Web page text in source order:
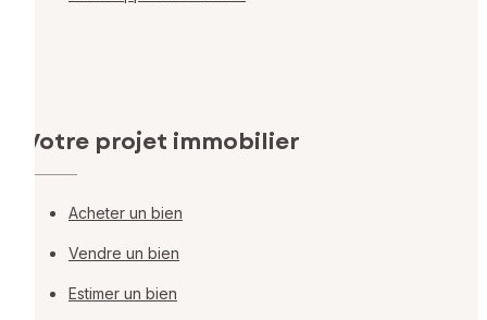
Votre projet immobilier
Acheter un bien
Vendre un bien
Estimer un bien